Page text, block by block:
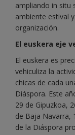
ampliando in situ
ambiente estival
organización.
El euskera eje
El euskera es
vehiculiza la
chicas de cada
Diáspora. Este
29 de Gipuzkoa,
de Baja Navarra,
de la Diáspora